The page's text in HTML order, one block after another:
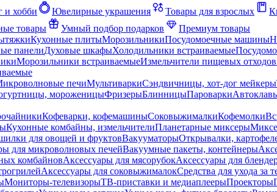
и хобби Ювелирные украшения Товары для взрослых
товары Умный подбор подарков
Премиум товары
Кухонные плитыМорозильникиПосудомоечные машины
панелиДуховые шкафыХолодильники встраиваемые
Морозильники встраиваемыеИзмельчители пищевых отходов
печиМультиваркиСэндвичницы, хот-дог мейкеры
мороженицыФризерыБлинницыПароварки
Кофеварки, кофемашиныСоковыжималкиКофемолки
Кухонные комбайны, измельчителиПланетарные миксеры
для овощей и фруктовВакууматорыОткрывалки,
для микроволновых печейВакуумные пакеты, контейнеры
комбайновАксессуары для мясорубокАксессуары для
Аксессуары для соковыжималокСредства для ухода за
Мониторы-телевизорыТВ-приставки и медиаплеерыПроекторы